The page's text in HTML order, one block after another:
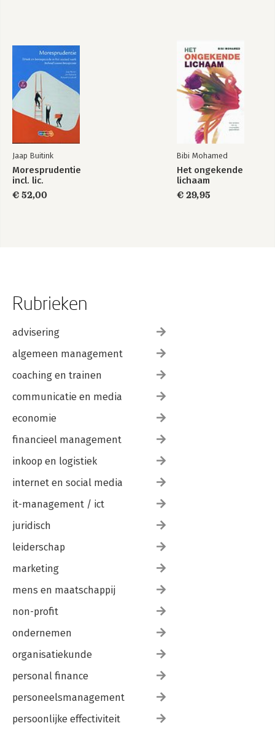
Jaap Buitink
Moresprudentie
incl. lic.
€ 52,00
Bibi Mohamed
Het ongekende
lichaam
€ 29,95
Rubrieken
advisering
algemeen management
coaching en trainen
communicatie en media
economie
financieel management
inkoop en logistiek
internet en social media
it-management / ict
juridisch
leiderschap
marketing
mens en maatschappij
non-profit
ondernemen
organisatiekunde
personal finance
personeelsmanagement
persoonlijke effectiviteit